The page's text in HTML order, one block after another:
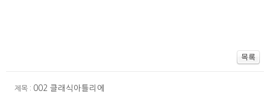
제목 : 002 클래식아틀리에